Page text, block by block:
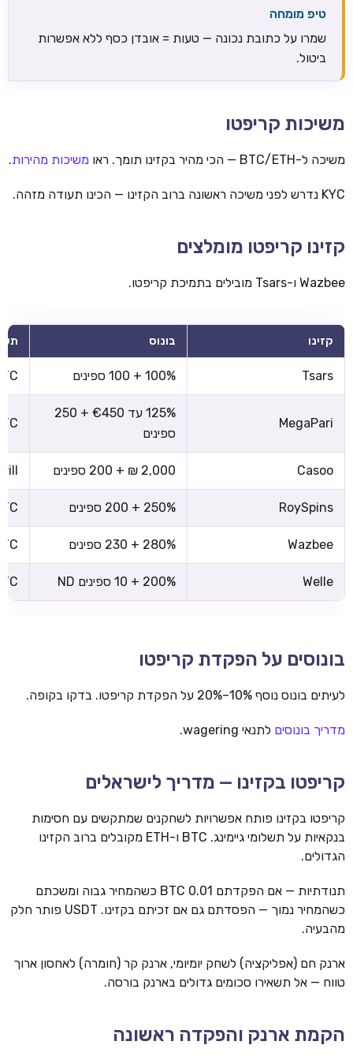
טיפ מומחה
שמרו על כתובת נכונה — טעות = אובדן כסף ללא אפשרות
ביטול.
משיכות קריפטו
משיכה ל-BTC/ETH — הכי מהיר בקזינו תומך. ראו משיכות מהירות.
KYC נדרש לפני משיכה ראשונה ברוב הקזינו — הכינו תעודה מזהה.
קזינו קריפטו מומלצים
Wazbee ו-Tsars מובילים בתמיכת קריפטו.
קזינו בונוס
Tsars 100% + 100 ספינים
MegaPari
125% עד €450 + 250
ספינים
Casoo 2,000 ₪ + 200 ספינים
RoySpins 250% + 200 ספינים
Wazbee 280% + 230 ספינים
Welle 200% + 10 ספינים ND
בונוסים על הפקדת קריפטו
לעיתים בונוס נוסף 10%–20% על הפקדת קריפטו. בדקו בקופה.
מדריך בונוסים לתנאי wagering.
קריפטו בקזינו — מדריך לישראלים
קריפטו בקזינו פותח אפשרויות לשחקנים שמתקשים עם חסימות
בנקאיות על תשלומי גיימינג. BTC ו-ETH מקובלים ברוב הקזינו
הגדולים.
תנודתיות — אם הפקדתם 0.01 BTC כשהמחיר גבוה ומשכתם
כשהמחיר נמוך — הפסדתם גם אם זכיתם בקזינו. USDT פותר חלק
מהבעיה.
ארנק חם (אפליקציה) לשחק יומיומי, ארנק קר (חומרה) לאחסון ארוך
טווח — אל תשאירו סכומים גדולים בארנק בורסה.
הקמת ארנק והפקדה ראשונה